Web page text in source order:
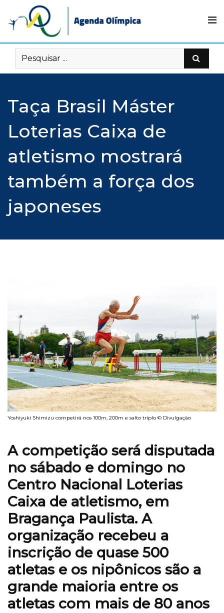
content
Taça Brasil Máster
Loterias Caixa de
atletismo mostrará
também a força dos
japoneses
Yoshiyuki Shimizu competirá nos 100m, 200m e salto triplo © Divulgação
A competição será disputada
no sábado e domingo no
Centro Nacional Loterias
Caixa de atletismo, em
Bragança Paulista. A
organização recebeu a
inscrição de quase 500
atletas e os nipônicos são a
grande maioria entre os
atletas com mais de 80 anos